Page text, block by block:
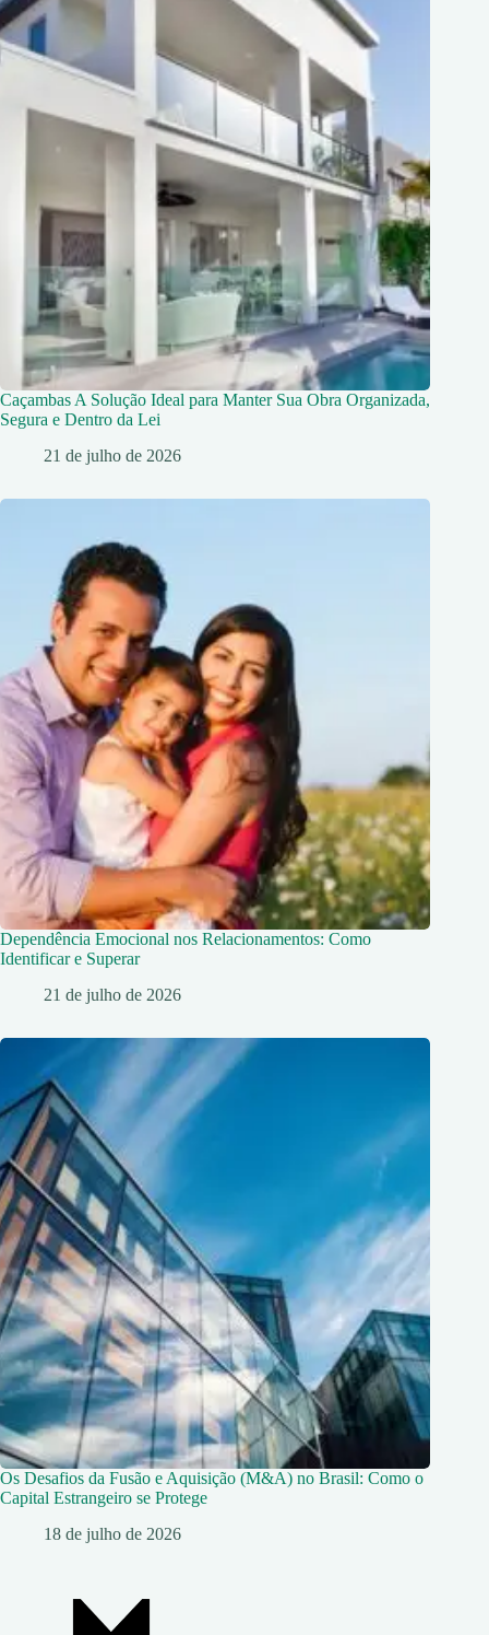
Caçambas A Solução Ideal para Manter Sua Obra Organizada,
Segura e Dentro da Lei
21 de julho de 2026
Dependência Emocional nos Relacionamentos: Como
Identificar e Superar
21 de julho de 2026
Os Desafios da Fusão e Aquisição (M&A) no Brasil: Como o
Capital Estrangeiro se Protege
18 de julho de 2026